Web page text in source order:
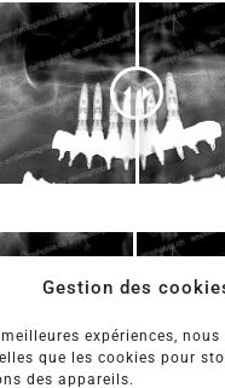
Gestion des
expériences,
que les cookies pour
des appareils.